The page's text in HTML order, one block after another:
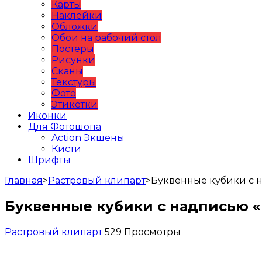
Карты
Наклейки
Обложки
Обои на рабочий стол
Постеры
Рисунки
Сканы
Текстуры
Фото
Этикетки
Иконки
Для Фотошопа
Action Экшены
Кисти
Шрифты
Главная>Растровый клипарт>Буквенные кубики с
Буквенные кубики с надписью
Растровый клипарт 529 Просмотры